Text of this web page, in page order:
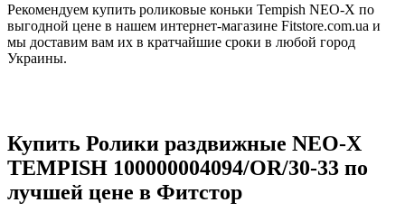
Рекомендуем купить роликовые коньки Tempish NEO-X по
выгодной цене в нашем интернет-магазине Fitstore.com.ua и
мы доставим вам их в кратчайшие сроки в любой город
Украины.
Купить Ролики раздвижные NEO-X
TEMPISH 100000004094/OR/30-33 по
лучшей цене в Фитстор